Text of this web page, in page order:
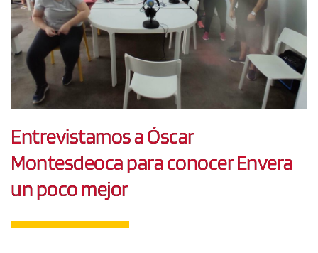
Entrevistamos a Óscar
Montesdeoca para conocer Envera
un poco mejor